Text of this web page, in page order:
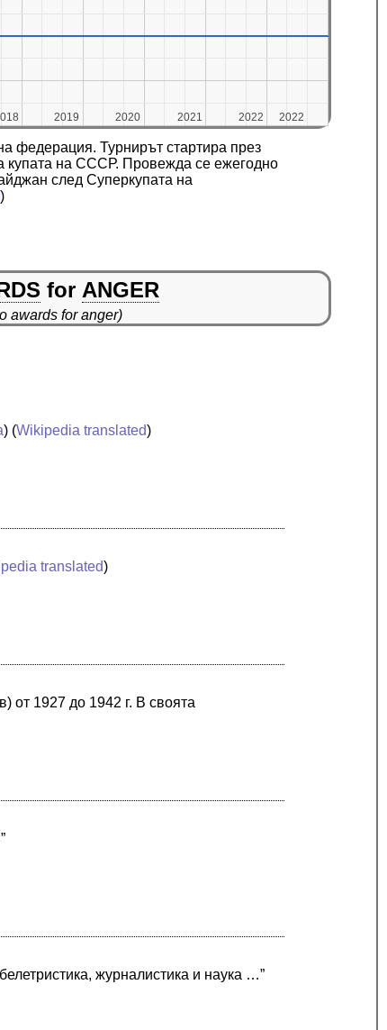
2019
2019 2020
2020 2021
2021 2022
2022 2022
2022
федерация. Турнирът стартира през
купата на СССР. Провежда се ежегодно
след Суперкупата на
)
for ANGER
awards for anger)
) (Wikipedia translated)
translated)
от 1927 до 1942 г. В своята
журналистика и наука …”